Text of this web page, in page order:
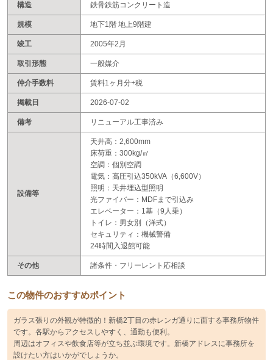
構造 鉄骨鉄筋コンクリート造
規模 地下1階 地上9階建
竣工 2005年2月
取引形態 一般媒介
仲介手数料 賃料1ヶ月分+税
掲載日 2026-07-02
備考 リニューアル工事済み
設備等
天井高：2,600mm
床荷重：300kg/㎡
空調：個別空調
電気：高圧引込350kVA（6,600V）
照明：天井埋込型照明
光ファイバー：MDFまで引込み
エレベーター：1基（9人乗）
トイレ：男女別（洋式）
セキュリティ：機械警備
24時間入退館可能
その他 諸条件・フリーレント応相談
この物件のおすすめポイント
ガラス張りの外観が特徴的！新橋2丁目の赤レンガ通りに面する事務所物件
です。各駅からアクセスしやすく、通勤も便利。
周辺はオフィスや飲食店等が立ち並ぶ環境です。新橋アドレスに事務所を
設けたい方はいかがでしょうか。